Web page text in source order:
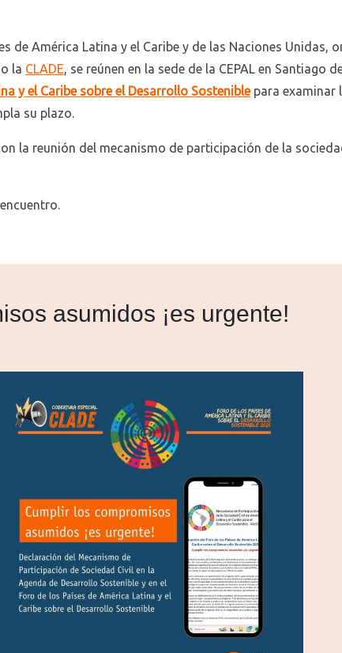
América Latina y el Caribe y de las Naciones Unidas,
la CLADE, se reúnen en la sede de la CEPAL en Santiago
y el Caribe sobre el Desarrollo Sosteniblepara examinar
su plazo.
la reunión del mecanismo de participación de la
asumidos ¡es urgente!